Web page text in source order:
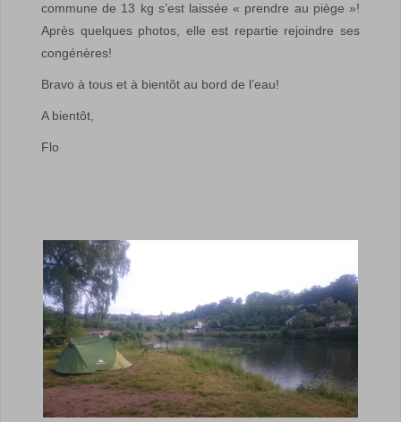
commune de 13 kg s’est laissée « prendre au piège »!
Après quelques photos, elle est repartie rejoindre ses
congénères!
Bravo à tous et à bientôt au bord de l’eau!
A bientôt,
Flo